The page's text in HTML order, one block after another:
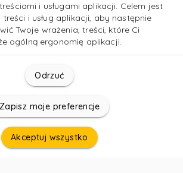
i usługami aplikacji. Celem jest
i usług aplikacji, aby następnie
Twoje wrażenia, treści, które Ci
ogólną ergonomię aplikacji.
Odrzuć
Zapisz moje preferencje
Akceptuj wszystko